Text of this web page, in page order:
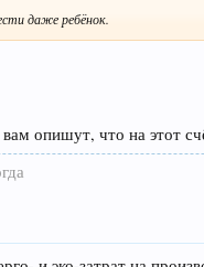
даже ребёнок.
опишут, что на этот